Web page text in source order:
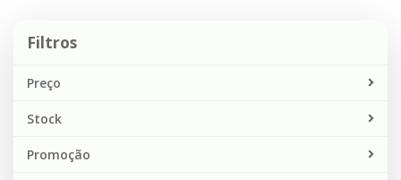
Filtros
Preço
Stock
Promoção